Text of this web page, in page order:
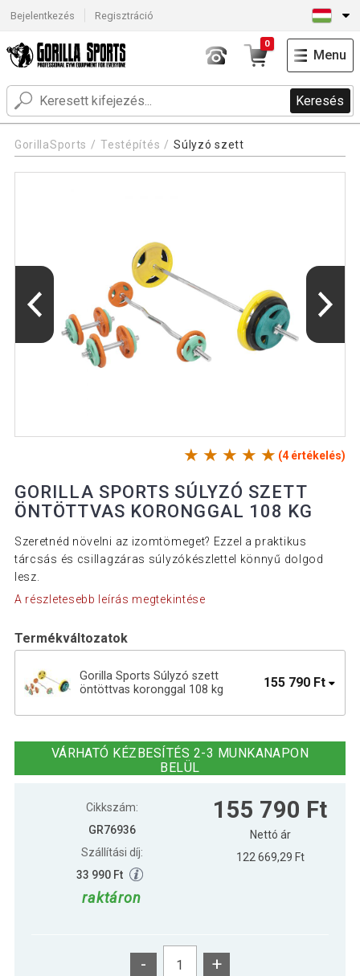
Bejelentkezés Regisztráció
Keresés
0
Menu
GorillaSports Testépítés Súlyzó szett
(4 értékelés)
GORILLA SPORTS SÚLYZÓ SZETT
ÖNTÖTTVAS KORONGGAL 108 KG
Szeretnéd növelni az izomtömeget? Ezzel a praktikus
tárcsás és csillagzáras súlyzókészlettel könnyű dolgod
lesz.
A részletesebb leírás megtekintése
Termékváltozatok
Gorilla Sports Súlyzó szett
öntöttvas koronggal 108 kg
155 790 Ft
koronggal 108 kg
VÁRHATÓ KÉZBESÍTÉS 2-3 MUNKANAPON
BELÜL
Cikkszám:
GR76936
Szállítási díj:
33 990 Ft
raktáron
155 790 Ft
Nettó ár
122 669,29 Ft
- +